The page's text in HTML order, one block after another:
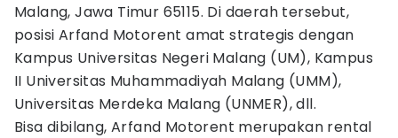
Malang, Jawa Timur 65115. Di daerah tersebut,
posisi Arfand Motorent amat strategis dengan
Kampus Universitas Negeri Malang (UM), Kampus
II Universitas Muhammadiyah Malang (UMM),
Universitas Merdeka Malang (UNMER), dll.
Bisa dibilang, Arfand Motorent merupakan rental